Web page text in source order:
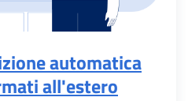
automatica
all'estero